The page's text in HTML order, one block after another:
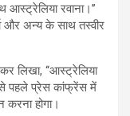
आस्ट्रेलिया रवाना।’’
और अन्य के साथ तस्वीर
लिखा, ‘‘आस्ट्रेलिया
से पहले प्रेस कांफ्रेंस में
करना होगा।